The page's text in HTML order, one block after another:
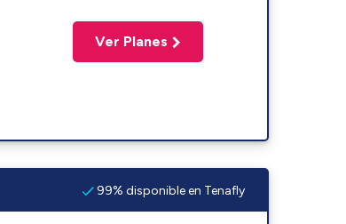
Ver Planes
99% disponible en Tenafly